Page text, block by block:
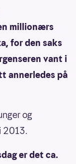
millionærs
for den saks
vant i
annerledes på
og
2013.
er det ca.